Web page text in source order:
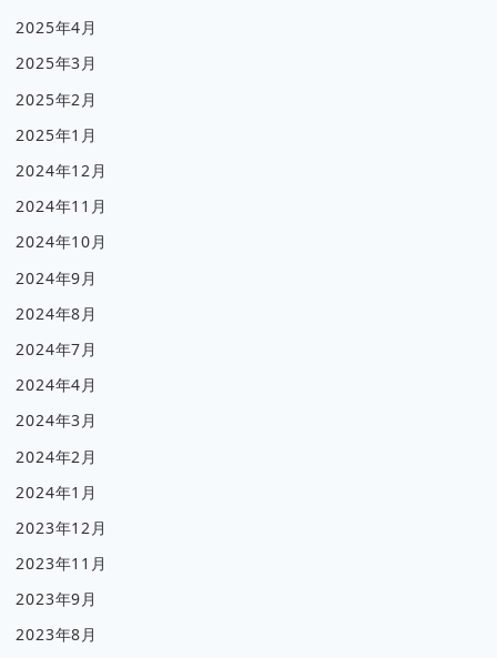
2025年4月
2025年3月
2025年2月
2025年1月
2024年12月
2024年11月
2024年10月
2024年9月
2024年8月
2024年7月
2024年4月
2024年3月
2024年2月
2024年1月
2023年12月
2023年11月
2023年9月
2023年8月